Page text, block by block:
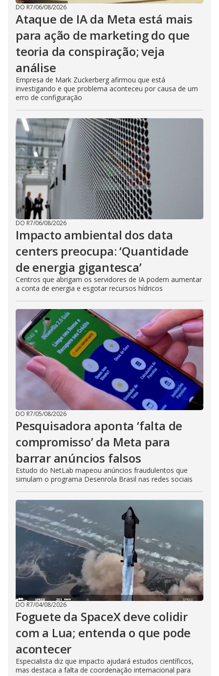
DO R7/06/08/2026
Ataque de IA da Meta está mais
para ação de marketing do que
teoria da conspiração; veja
análise
Empresa de Mark Zuckerberg afirmou que está
investigando e que problema aconteceu por causa de um
erro de configuração
DO R7/06/08/2026
Impacto ambiental dos data
centers preocupa: ‘Quantidade
de energia gigantesca’
Centros que abrigam os servidores de IA podem aumentar
a conta de energia e esgotar recursos hídricos
DO R7/05/08/2026
Pesquisadora aponta ‘falta de
compromisso’ da Meta para
barrar anúncios falsos
Estudo do NetLab mapeou anúncios fraudulentos que
simulam o programa Desenrola Brasil nas redes sociais
DO R7/04/08/2026
Foguete da SpaceX deve colidir
com a Lua; entenda o que pode
acontecer
Especialista diz que impacto ajudará estudos científicos,
mas destaca a falta de coordenação internacional para